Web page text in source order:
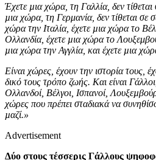
Έχετε µια χώρα, τη Γαλλία, δεν
µια χώρα, τη Γερμανία, δεν τίθεται σε
χώρα την Ιταλία, έχετε µια χώρα το
Ολλανδία, έχετε µια χώρα το
µια χώρα την Αγγλία, και έχετε µια
Είναι χώρες, έχουν την ιστορία τους,
δικό τους τρόπο ζωής. Και είναι
Ολλανδοί, Βέλγοι, Ισπανοί,
χώρες που πρέπει σταδιακά να
µαζί.»
Advertisement
Δύο στους τέσσερις Γάλλους